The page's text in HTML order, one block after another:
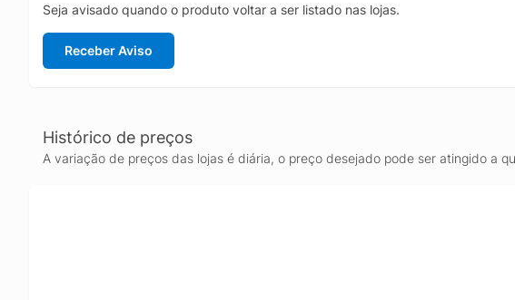
Seja avisado quando o produto voltar a ser listado nas lojas.
Receber Aviso
Histórico de preços
A variação de preços das lojas é diária, o preço desejado pode ser atingido a